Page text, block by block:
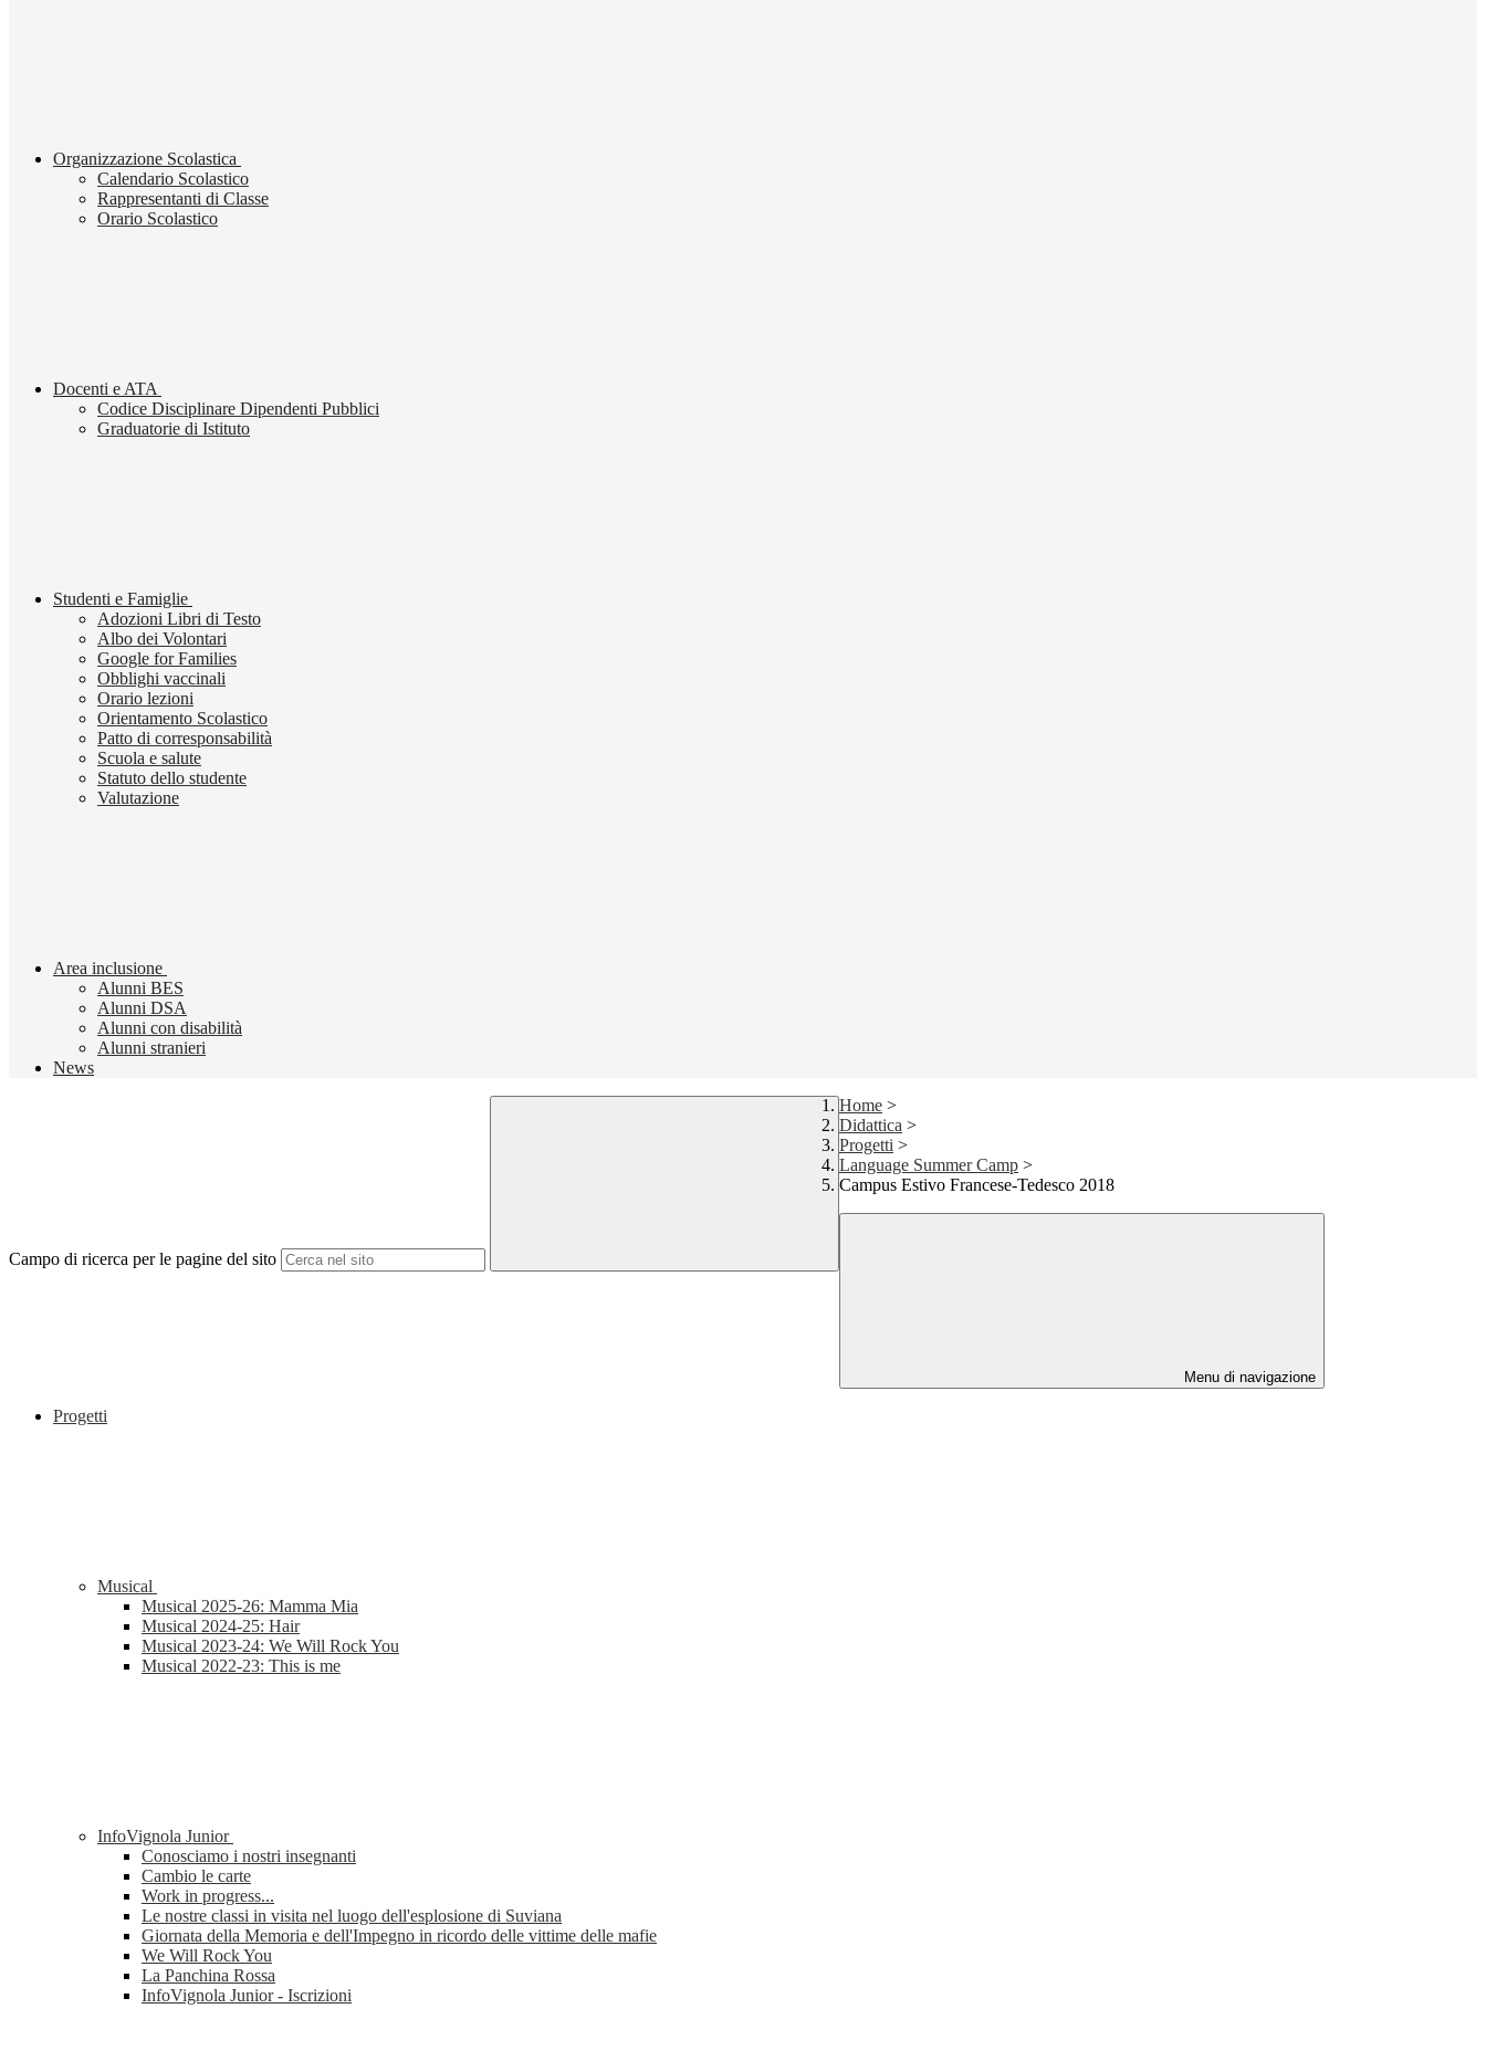
Organizzazione Scolastica
Calendario Scolastico
Rappresentanti di Classe
Orario Scolastico
Docenti e ATA
Codice Disciplinare Dipendenti Pubblici
Graduatorie di Istituto
Studenti e Famiglie
Adozioni Libri di Testo
Albo dei Volontari
Google for Families
Obblighi vaccinali
Orario lezioni
Orientamento Scolastico
Patto di corresponsabilità
Scuola e salute
Statuto dello studente
Valutazione
Area inclusione
Alunni BES
Alunni DSA
Alunni con disabilità
Alunni stranieri
News
Campo di ricerca per le pagine del sito
Home >
Didattica >
Progetti >
Language Summer Camp >
Campus Estivo Francese-Tedesco 2018
Menu di navigazione
Progetti
Musical
Musical 2025-26: Mamma Mia
Musical 2024-25: Hair
Musical 2023-24: We Will Rock You
Musical 2022-23: This is me
InfoVignola Junior
Conosciamo i nostri insegnanti
Cambio le carte
Work in progress...
Le nostre classi in visita nel luogo dell'esplosione di Suviana
Giornata della Memoria e dell'Impegno in ricordo delle vittime delle mafie
We Will Rock You
La Panchina Rossa
InfoVignola Junior - Iscrizioni